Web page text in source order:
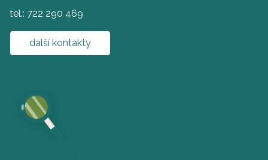
tel.: 722 290 469
další kontakty